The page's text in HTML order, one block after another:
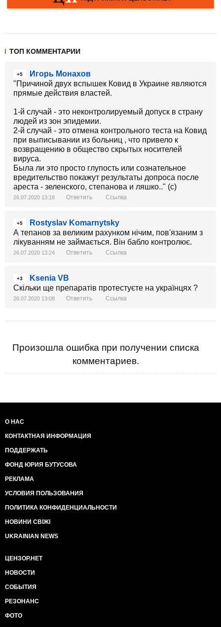
ТОП КОММЕНТАРИИ
+5
Игорь Монахов
"Причиной двух вспышек Ковид в Украине являются
прямые действия властей.
1-й случай - это неконтролируемый допуск в страну
людей из зон эпидемии.
2-й случай - это отмена контрольного теста на Ковид
при выписывании из больниц , что привело к
возвращению в общество скрытых носителей
вируса.
Была ли это просто глупость или сознательное
вредительство покажут результаты допроса после
ареста - зеленского, степанова и ляшко.." (с)
26.07.2020 13:18 Ответить Ссылка
+5
Rostyslav Komarnytsky
А тепанов за великим рахунком нічим, пов'язаним з
лікуванням не займається. Він бабло контролює.
26.07.2020 13:24 Ответить Ссылка
+3
Ksenia VB
Скільки ще препаратів протестуєте на українцях ?
26.07.2020 13:08 Ответить Ссылка
Произошла ошибка при получении списка
комментариев.
О НАС
КОНТАКТНАЯ ИНФОРМАЦИЯ
ПОДДЕРЖАТЬ
ФОНД ЮРИЯ БУТУСОВА
РЕКЛАМА
УСЛОВИЯ ПОЛЬЗОВАНИЯ
ПОЛИТИКА КОНФИДЕНЦИАЛЬНОСТИ
НОВИНИ СВІЖІ
UKRAINIAN NEWS
ЦЕНЗОР.НЕТ
НОВОСТИ
СОБЫТИЯ
РЕЗОНАНС
ФОТО